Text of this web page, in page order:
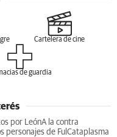
Cartelera de cine
de guardia
por LeónA la contra
personajes de Ful Cataplasma